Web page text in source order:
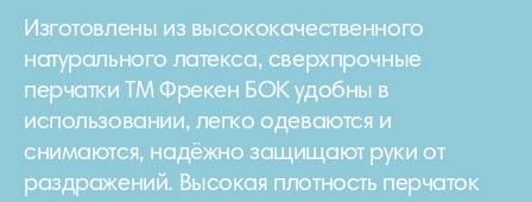
Изготовлены из высококачественного
натурального латекса, сверхпрочные
перчатки ТМ Фрекен БОК удобны в
использовании, легко одеваются и
снимаются, надёжно защищают руки от
раздражений. Высокая плотность перчаток